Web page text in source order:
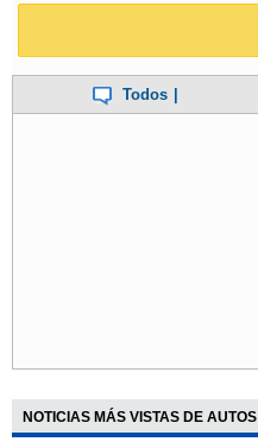
Todos
NOTICIAS MÁS VISTAS DE AUTOS